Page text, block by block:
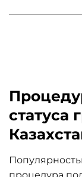
статуса
процедура